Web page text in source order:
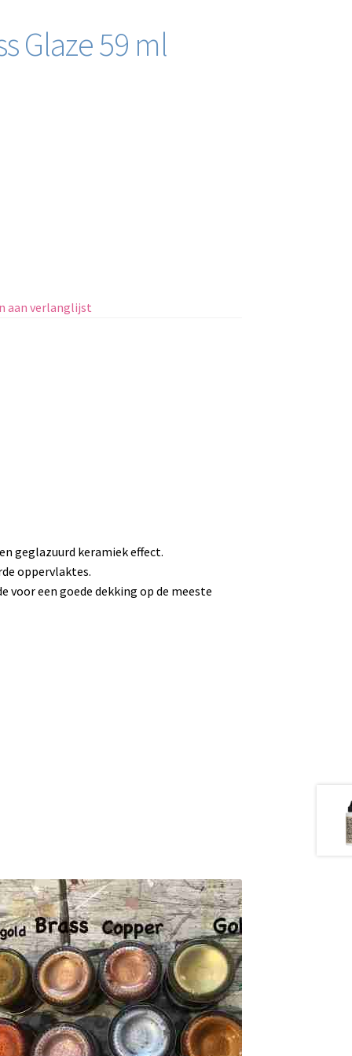
Glaze 59 ml
aan verlanglijst
geglazuurd keramiek effect.
oppervlaktes.
voor een goede dekking op de meeste